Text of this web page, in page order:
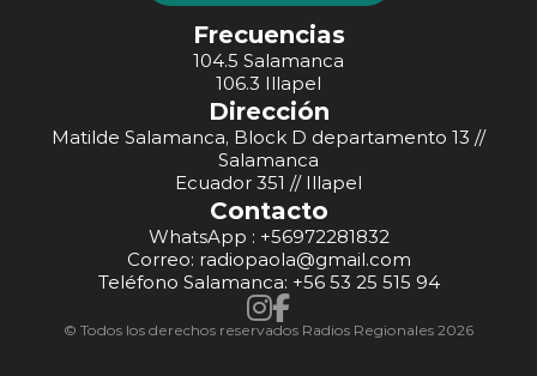
Frecuencias
104.5 Salamanca
106.3 Illapel
Dirección
Matilde Salamanca, Block D departamento 13 //
Salamanca
Ecuador 351 // Illapel
Contacto
WhatsApp : +56972281832
Correo: radiopaola@gmail.com
Teléfono Salamanca: +56 53 25 515 94
© Todos los derechos reservados Radios Regionales 2026